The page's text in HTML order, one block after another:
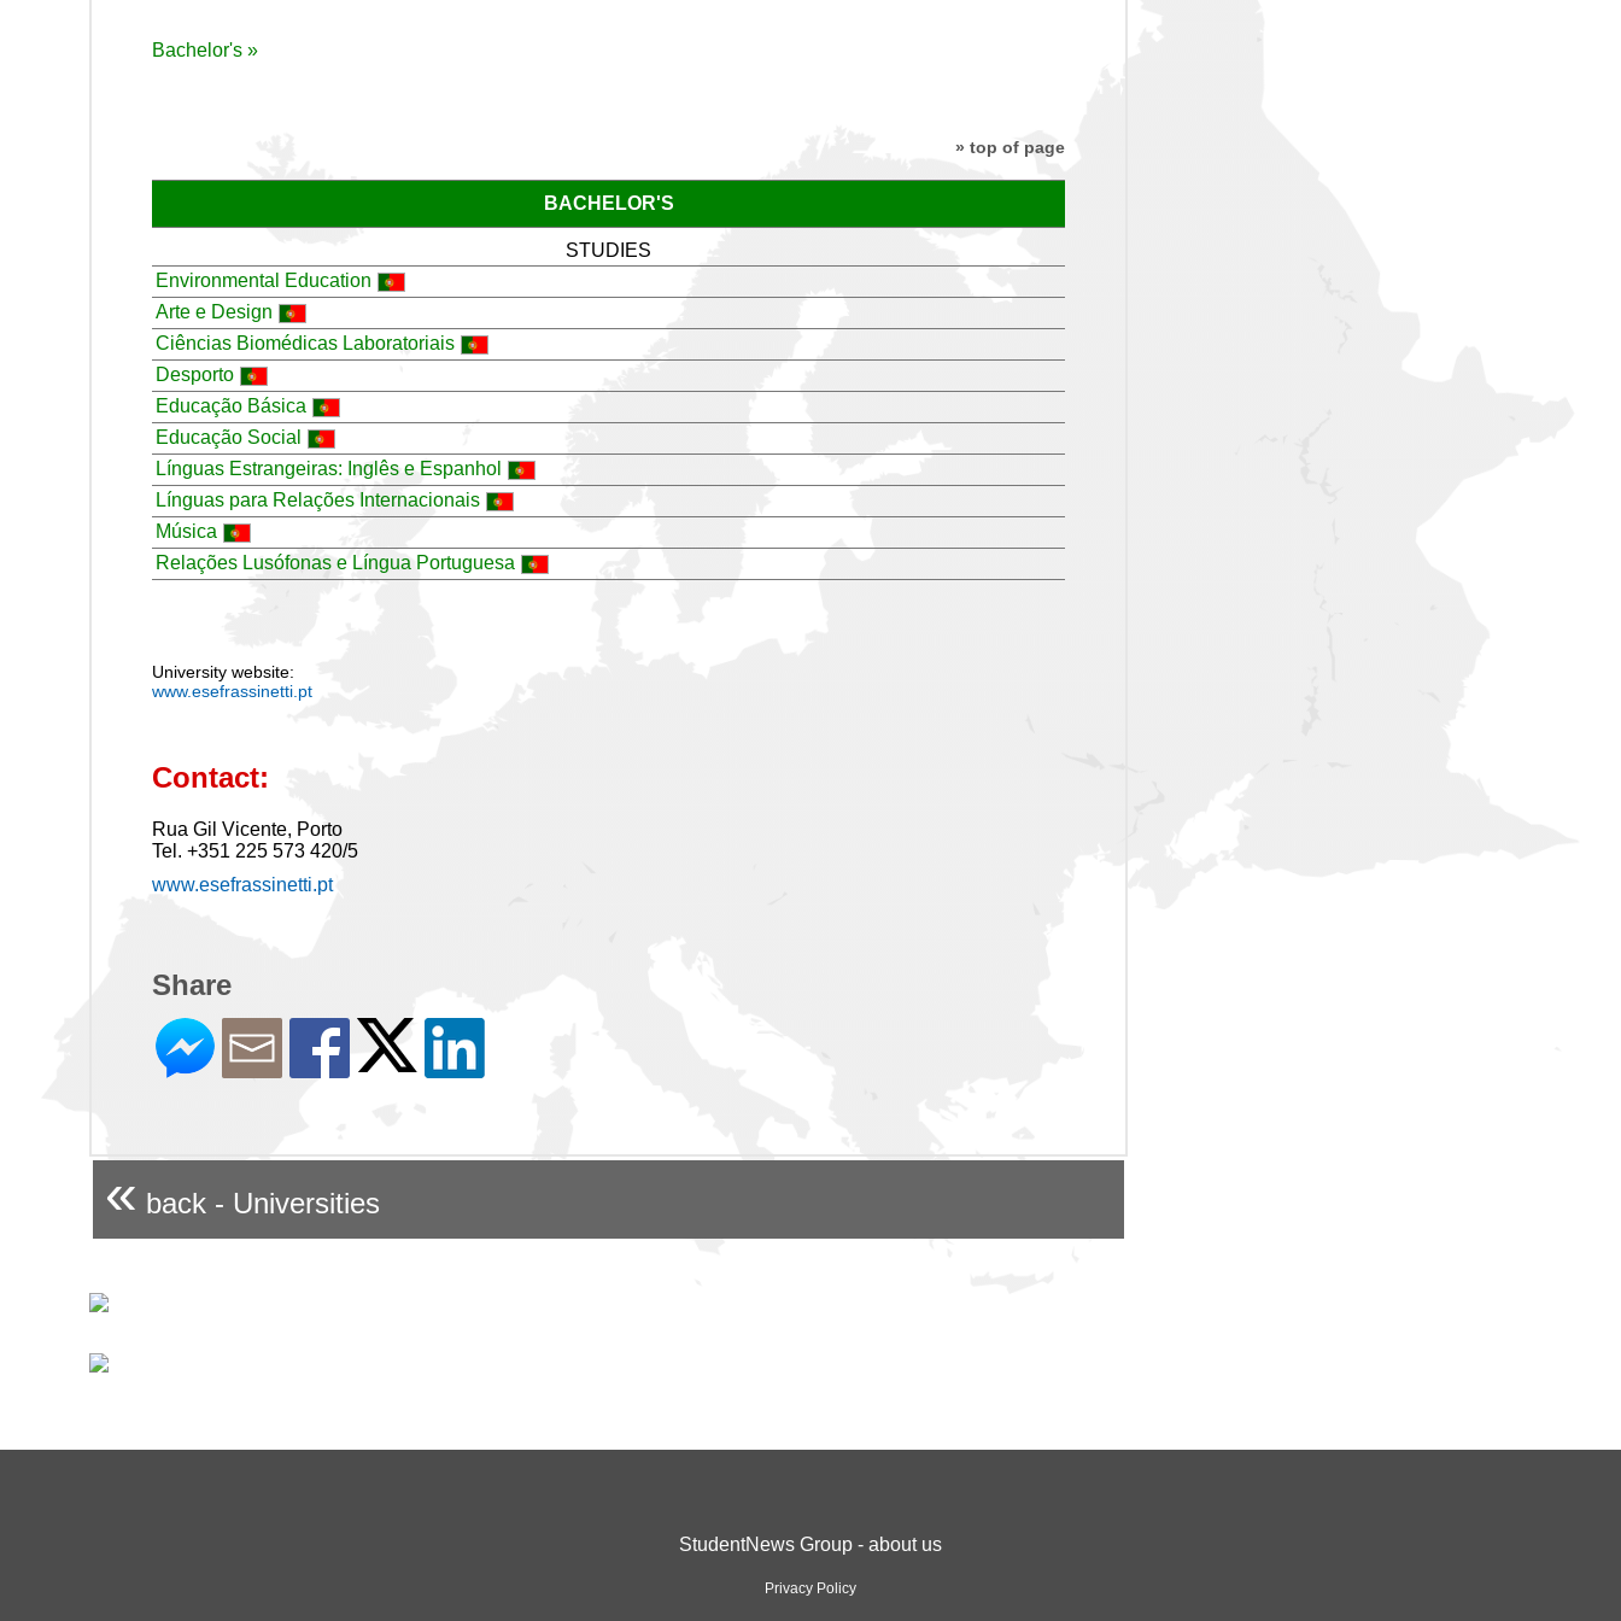
Bachelor's »
» top of page
BACHELOR'S
STUDIES
Environmental Education
Arte e Design
Ciências Biomédicas Laboratoriais
Desporto
Educação Básica
Educação Social
Línguas Estrangeiras: Inglês e Espanhol
Línguas para Relações Internacionais
Música
Relações Lusófonas e Língua Portuguesa
University website:
www.esefrassinetti.pt
Contact:
Rua Gil Vicente, Porto
Tel. +351 225 573 420/5
www.esefrassinetti.pt
Share
« back - Universities
StudentNews Group - about us
Privacy Policy